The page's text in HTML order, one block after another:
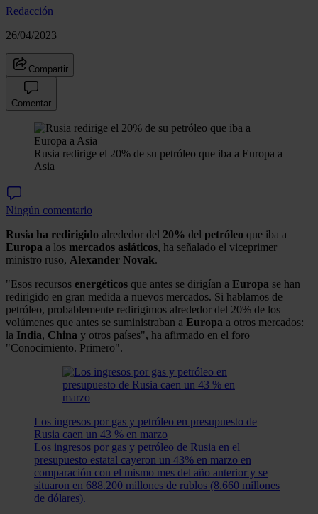
Redacción
26/04/2023
Compartir
Comentar
Rusia redirige el 20% de su petróleo que iba a Europa a
Asia
Ningún comentario
Rusia ha redirigido alrededor del 20% del petróleo que iba a
Europa a los mercados asiáticos, ha señalado el viceprimer
ministro ruso, Alexander Novak.
"Esos recursos energéticos que antes se dirigían a Europa se han
redirigido en gran medida a nuevos mercados. Si hablamos de
petróleo, probablemente redirigimos alrededor del 20% de los
volúmenes que antes se suministraban a Europa a otros mercados:
la India, China y otros países", ha afirmado en el foro
"Conocimiento. Primero".
Los ingresos por gas y petróleo en presupuesto de
Rusia caen un 43 % en marzo
Los ingresos por gas y petróleo de Rusia en el
presupuesto estatal cayeron un 43% en marzo en
comparación con el mismo mes del año anterior y se
situaron en 688.200 millones de rublos (8.660 millones
de dólares).